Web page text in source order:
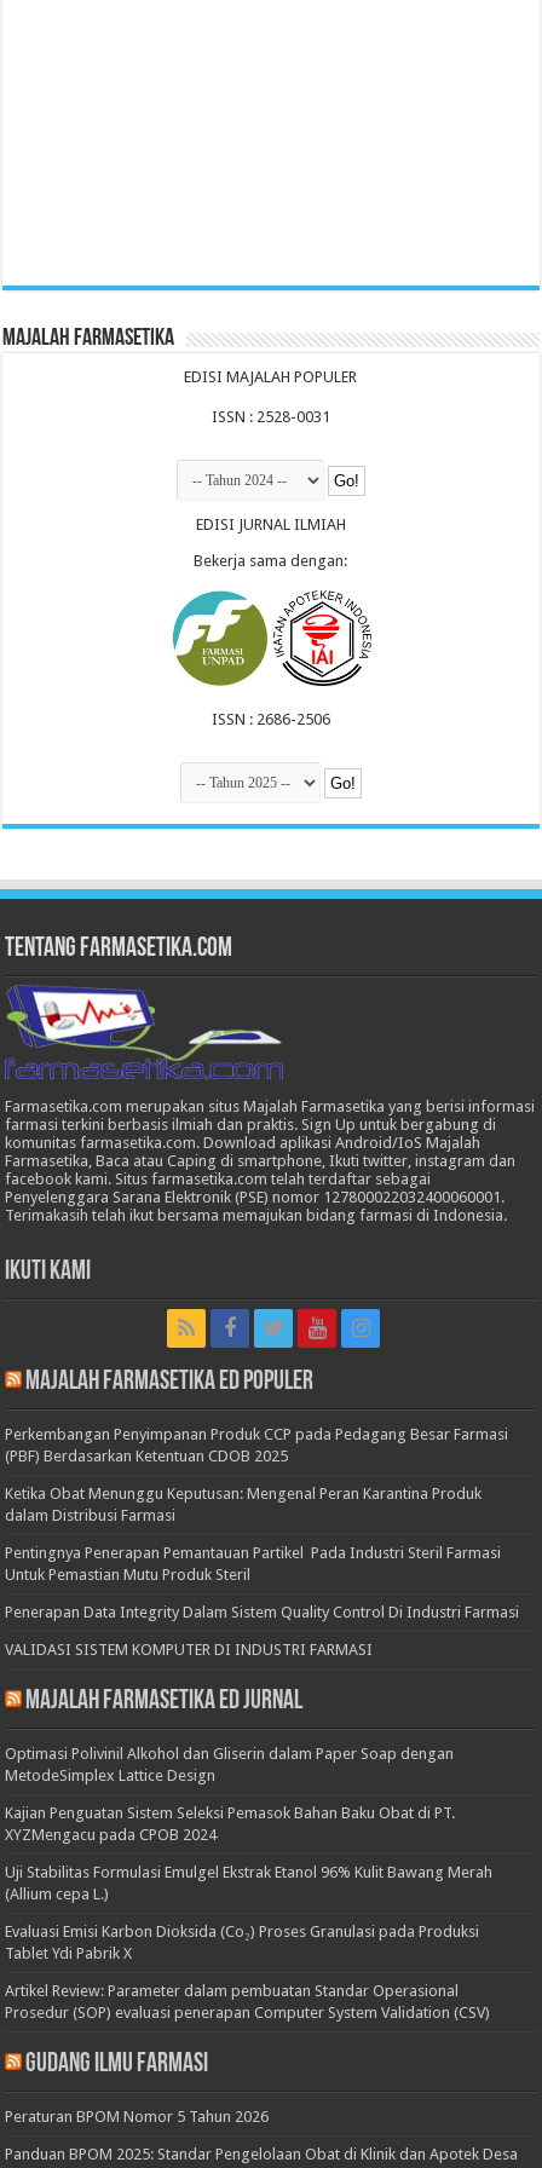
Majalah Farmasetika
EDISI MAJALAH POPULER
ISSN : 2528-0031
EDISI JURNAL ILMIAH
Bekerja sama dengan:
ISSN : 2686-2506
Tentang Farmasetika.com
Farmasetika.com merupakan situs Majalah Farmasetika yang berisi informasi
farmasi terkini berbasis ilmiah dan praktis. Sign Up untuk bergabung di
komunitas farmasetika.com. Download aplikasi Android/IoS Majalah
Farmasetika, Baca atau Caping di smartphone, Ikuti twitter, instagram dan
facebook kami. Situs farmasetika.com telah terdaftar sebagai
Penyelenggara Sarana Elektronik (PSE) nomor 127800022032400060001.
Terimakasih telah ikut bersama memajukan bidang farmasi di Indonesia.
Ikuti Kami
Majalah Farmasetika Ed Populer
Perkembangan Penyimpanan Produk CCP pada Pedagang Besar Farmasi
(PBF) Berdasarkan Ketentuan CDOB 2025
Ketika Obat Menunggu Keputusan: Mengenal Peran Karantina Produk
dalam Distribusi Farmasi
Pentingnya Penerapan Pemantauan Partikel Pada Industri Steril Farmasi
Untuk Pemastian Mutu Produk Steril
Penerapan Data Integrity Dalam Sistem Quality Control Di Industri Farmasi
VALIDASI SISTEM KOMPUTER DI INDUSTRI FARMASI
Majalah Farmasetika Ed Jurnal
Optimasi Polivinil Alkohol dan Gliserin dalam Paper Soap dengan
MetodeSimplex Lattice Design
Kajian Penguatan Sistem Seleksi Pemasok Bahan Baku Obat di PT.
XYZMengacu pada CPOB 2024
Uji Stabilitas Formulasi Emulgel Ekstrak Etanol 96% Kulit Bawang Merah
(Allium cepa L.)
Evaluasi Emisi Karbon Dioksida (Co₂) Proses Granulasi pada Produksi
Tablet Ydi Pabrik X
Artikel Review: Parameter dalam pembuatan Standar Operasional
Prosedur (SOP) evaluasi penerapan Computer System Validation (CSV)
Gudang Ilmu Farmasi
Peraturan BPOM Nomor 5 Tahun 2026
Panduan BPOM 2025: Standar Pengelolaan Obat di Klinik dan Apotek Desa